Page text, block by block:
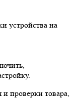
устройства на
проверки товара,